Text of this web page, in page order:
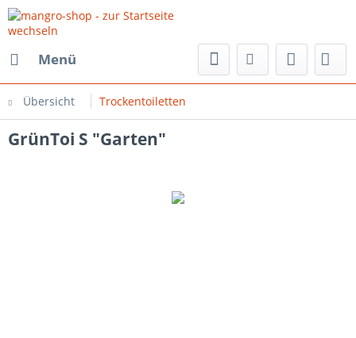
Menü
Übersicht Trockentoiletten
GrünToi S "Garten"